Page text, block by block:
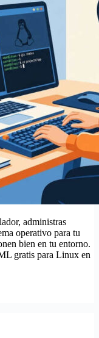
administras
operativo para tu
bien en tu entorno.
gratis para Linux en